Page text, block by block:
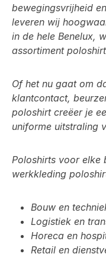
bewegingsvrijheid
leveren wij
in de hele Benelux,
assortiment
Of het nu gaat om
klantcontact,
poloshirt creëer je
uniforme uitstraling
Poloshirts voor elke
werkkleding
Bouw en
Logistiek en
Horeca en
Retail en